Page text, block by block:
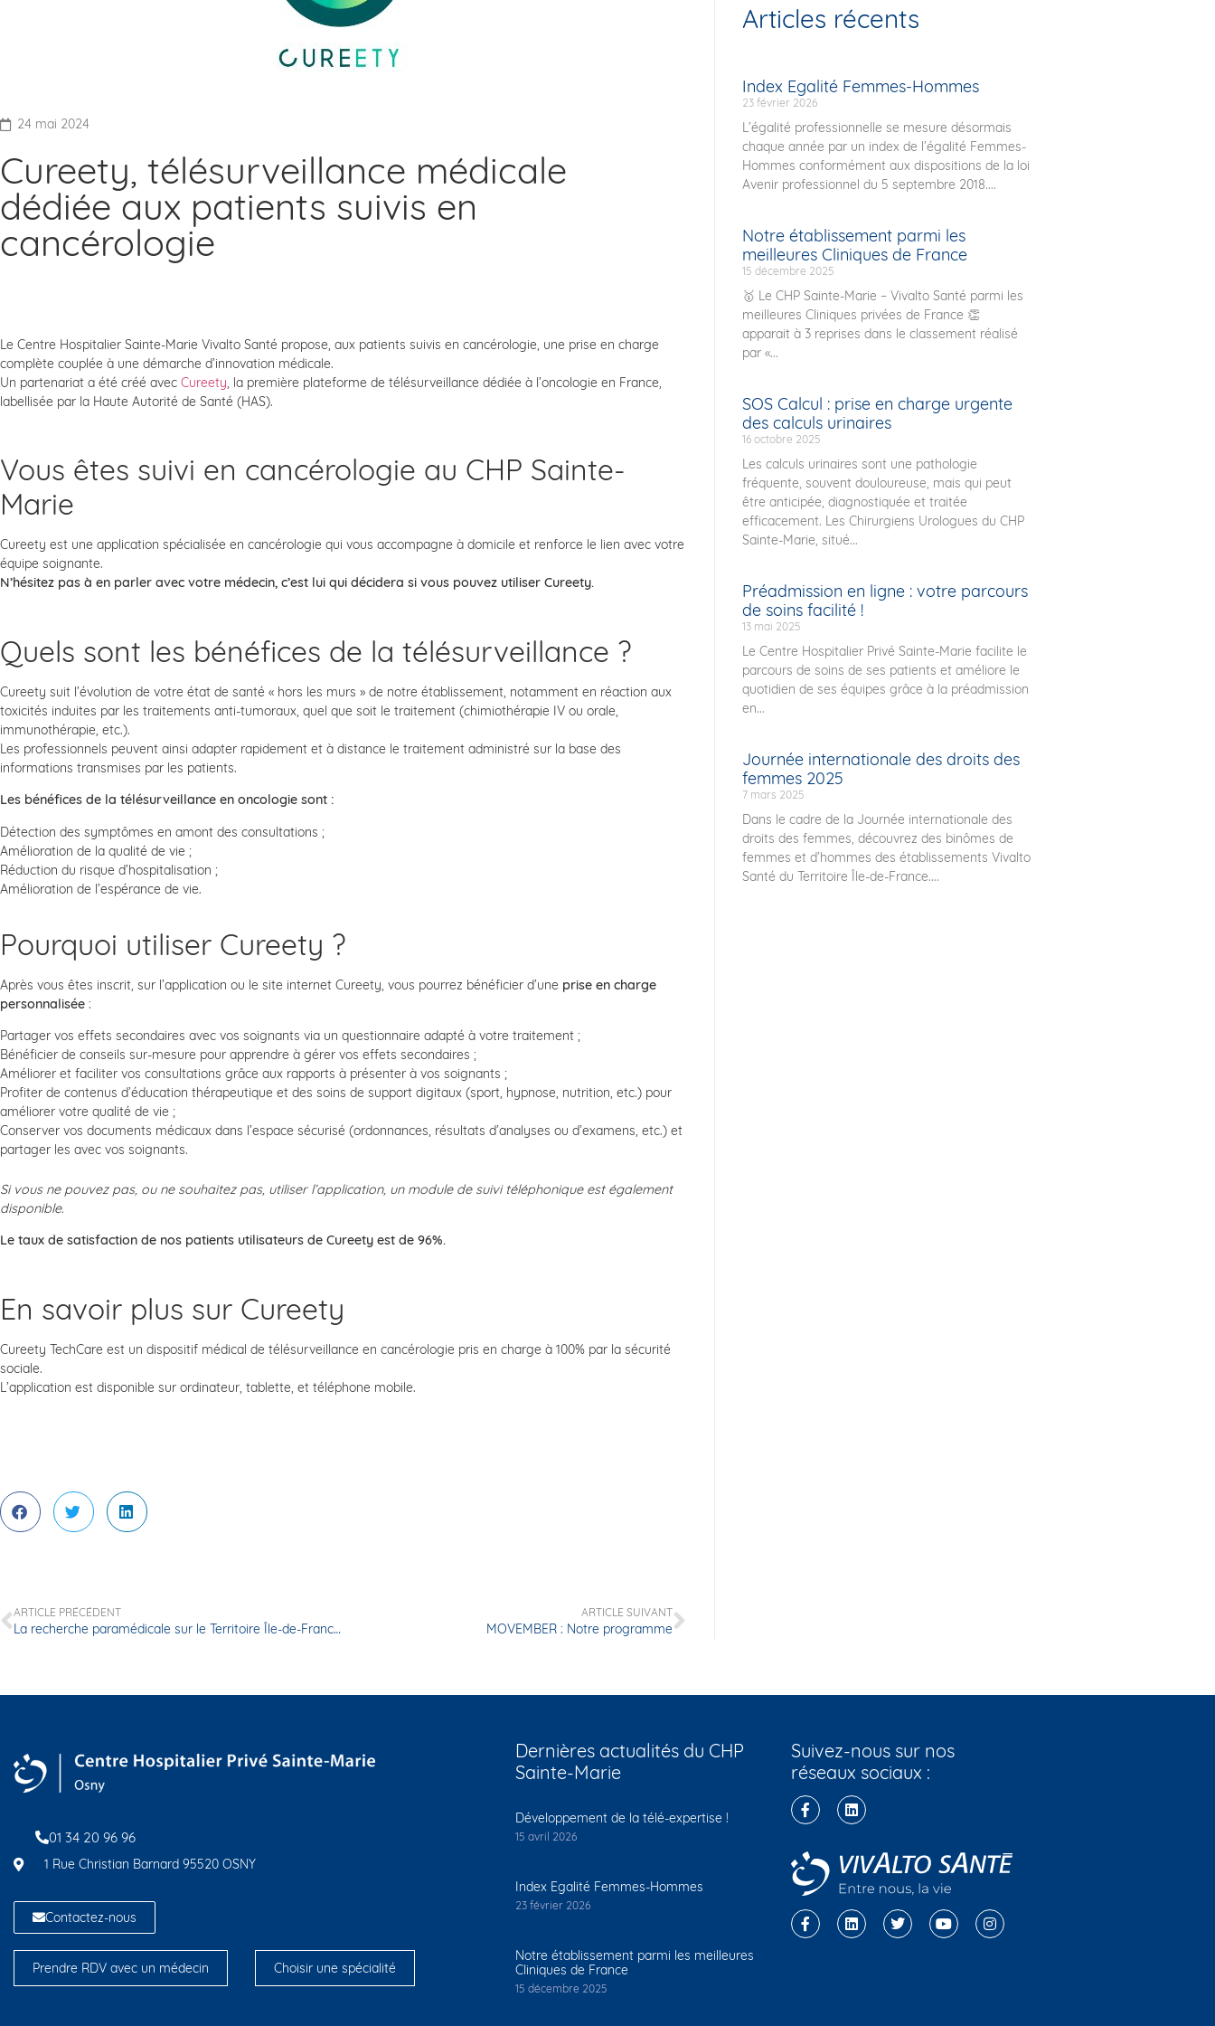
24 mai 2024
Cureety, télésurveillance médicale
dédiée aux patients suivis en
cancérologie
Le Centre Hospitalier Sainte-Marie Vivalto Santé propose, aux patients suivis en cancérologie, une prise en charge
complète couplée à une démarche d’innovation médicale.
Un partenariat a été créé avec Cureety, la première plateforme de télésurveillance dédiée à l’oncologie en France,
labellisée par la Haute Autorité de Santé (HAS).
Vous êtes suivi en cancérologie au CHP Sainte-
Marie
Cureety est une application spécialisée en cancérologie qui vous accompagne à domicile et renforce le lien avec votre
équipe soignante.
N’hésitez pas à en parler avec votre médecin, c’est lui qui décidera si vous pouvez utiliser Cureety.
Quels sont les bénéfices de la télésurveillance ?
Cureety suit l’évolution de votre état de santé « hors les murs » de notre établissement, notamment en réaction aux
toxicités induites par les traitements anti-tumoraux, quel que soit le traitement (chimiothérapie IV ou orale,
immunothérapie, etc.).
Les professionnels peuvent ainsi adapter rapidement et à distance le traitement administré sur la base des
informations transmises par les patients.
Les bénéfices de la télésurveillance en oncologie sont :
Détection des symptômes en amont des consultations ;
Amélioration de la qualité de vie ;
Réduction du risque d’hospitalisation ;
Amélioration de l’espérance de vie.
Pourquoi utiliser Cureety ?
Après vous êtes inscrit, sur l’application ou le site internet Cureety, vous pourrez bénéficier d’une prise en charge
personnalisée :
Partager vos effets secondaires avec vos soignants via un questionnaire adapté à votre traitement ;
Bénéficier de conseils sur-mesure pour apprendre à gérer vos effets secondaires ;
Améliorer et faciliter vos consultations grâce aux rapports à présenter à vos soignants ;
Profiter de contenus d’éducation thérapeutique et des soins de support digitaux (sport, hypnose, nutrition, etc.) pour
améliorer votre qualité de vie ;
Conserver vos documents médicaux dans l’espace sécurisé (ordonnances, résultats d’analyses ou d’examens, etc.) et
partager les avec vos soignants.
Si vous ne pouvez pas, ou ne souhaitez pas, utiliser l’application, un module de suivi téléphonique est également
disponible.
Le taux de satisfaction de nos patients utilisateurs de Cureety est de 96%.
En savoir plus sur Cureety
Cureety TechCare est un dispositif médical de télésurveillance en cancérologie pris en charge à 100% par la sécurité
sociale.
L’application est disponible sur ordinateur, tablette, et téléphone mobile.
ARTICLE PRÉCÉDENT
La recherche paramédicale sur le Territoire Île-de-France Vivalto Santé
ARTICLE SUIVANT
MOVEMBER : Notre programme
Articles récents
Index Egalité Femmes-Hommes
23 février 2026
L’égalité professionnelle se mesure désormais
chaque année par un index de l’égalité Femmes-
Hommes conformément aux dispositions de la loi
Avenir professionnel du 5 septembre 2018....
Notre établissement parmi les
meilleures Cliniques de France
15 décembre 2025
🥇 Le CHP Sainte-Marie – Vivalto Santé parmi les
meilleures Cliniques privées de France 👏
apparait à 3 reprises dans le classement réalisé
par «...
SOS Calcul : prise en charge urgente
des calculs urinaires
16 octobre 2025
Les calculs urinaires sont une pathologie
fréquente, souvent douloureuse, mais qui peut
être anticipée, diagnostiquée et traitée
efficacement. Les Chirurgiens Urologues du CHP
Sainte-Marie, situé...
Préadmission en ligne : votre parcours
de soins facilité !
13 mai 2025
Le Centre Hospitalier Privé Sainte-Marie facilite le
parcours de soins de ses patients et améliore le
quotidien de ses équipes grâce à la préadmission
en...
Journée internationale des droits des
femmes 2025
7 mars 2025
Dans le cadre de la Journée internationale des
droits des femmes, découvrez des binômes de
femmes et d’hommes des établissements Vivalto
Santé du Territoire Île-de-France....
01 34 20 96 96
1 Rue Christian Barnard 95520 OSNY
Contactez-nous
Prendre RDV avec un médecin Choisir une spécialité
Dernières actualités du CHP
Sainte-Marie
Développement de la télé-expertise !
15 avril 2026
Index Egalité Femmes-Hommes
23 février 2026
Notre établissement parmi les meilleures
Cliniques de France
15 décembre 2025
Suivez-nous sur nos
réseaux sociaux :